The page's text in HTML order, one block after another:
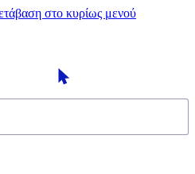
στο κυρίως μενού